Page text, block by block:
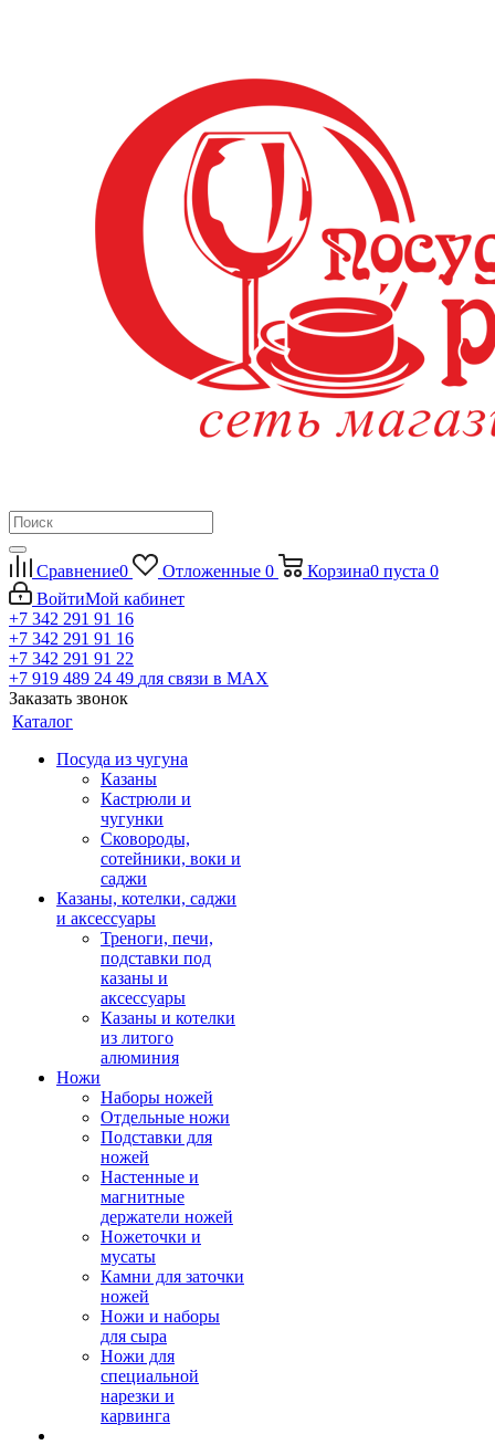
Сравнение0 Отложенные 0 Корзина0 пуста 0
ВойтиМой кабинет
+7 342 291 91 16
+7 342 291 91 16
+7 342 291 91 22
+7 919 489 24 49 для связи в МАХ
Заказать звонок
Каталог
Посуда из чугуна
Казаны
Кастрюли и
чугунки
Сковороды,
сотейники, воки и
саджи
Казаны, котелки, саджи
и аксессуары
Треноги, печи,
подставки под
казаны и
аксессуары
Казаны и котелки
из литого
алюминия
Ножи
Наборы ножей
Отдельные ножи
Подставки для
ножей
Настенные и
магнитные
держатели ножей
Ножеточки и
мусаты
Камни для заточки
ножей
Ножи и наборы
для сыра
Ножи для
специальной
нарезки и
карвинга